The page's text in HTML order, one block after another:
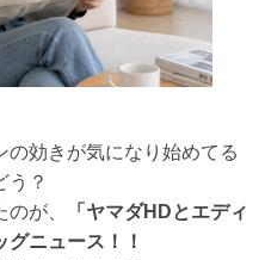
効きが気になり始めてる
う？
が、
「ヤマダHDとエディ
ニュース！！